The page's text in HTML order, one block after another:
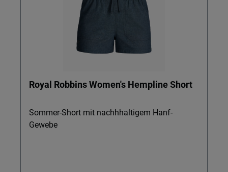
Royal Robbins Women's Hempline Short
Sommer-Short mit nachhhaltigem Hanf-
Gewebe